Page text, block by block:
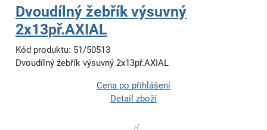
Dvoudílný žebřík výsuvný
2x13př.AXIAL
Kód produktu: 51/50513
Dvoudílný žebřík výsuvný 2x13př.AXIAL
Cena po přihlášení
Detail zboží